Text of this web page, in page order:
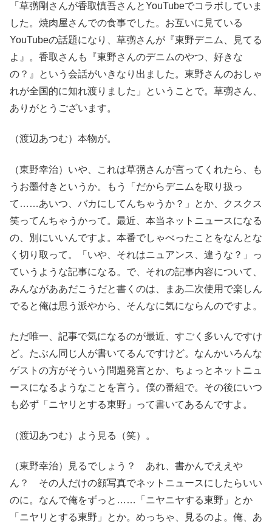
「草彅剛さんが香取慎吾さんとYouTubeでコラボしていま
した。焼肉屋さんでの食事でした。お互いに見ている
YouTubeの話題になり、草彅さんが『東野デニム、見てる
よ』。香取さんも『東野さんのデニムのやつ、好きな
の？』という会話がいきなり出ました。東野さんのおしゃ
れが全国的に知れ渡りました」ということで。草彅さん、
ありがとうございます。
（渡辺あつむ）本物が。
（東野幸治）いや、これは草彅さんが言ってくれたら、も
うお墨付きというか。もう「だからデニムを取り扱っ
て……あいつ、バカにしてんちゃうか？」とか、クスクス
笑ってんちゃうかって。最近、本当ネットニュースになる
の、別にいいんですよ。本番でしゃべったことをなんとな
く切り取って。「いや、それはニュアンス、違うな？」っ
ていうような記事になる。で、それの記事内容について、
みんながああだこうだと書くのは、まあ二次使用で楽しん
でると俺は思う派やから、そんなに気にならんのですよ。
ただ唯一、記事で気になるのが最近、すごく多いんですけ
ど。たぶん同じ人が書いてるんですけど。なんかいろんな
ゲストの方がそういう問題発言とか、ちょっとネットニュ
ースになるようなことを言う。僕の番組で。その後にいつ
も必ず「ニヤリとする東野」って書いてあるんですよ。
（渡辺あつむ）よう見る（笑）。
（東野幸治）見るでしょう？ あれ、書かんでええや
ん？ その人だけの顔写真でネットニュースにしたらいい
のに。なんで俺をずっと……「ニヤニヤする東野」とか
「ニヤリとする東野」とか。めっちゃ、見るのよ。俺、あ